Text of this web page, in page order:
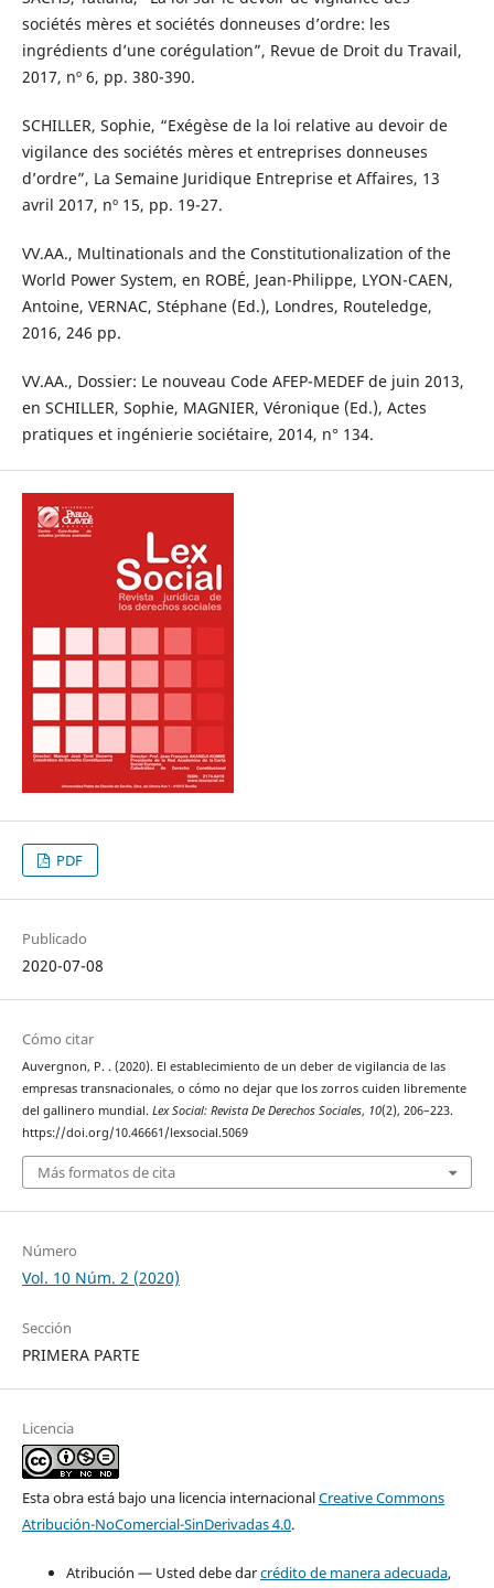
sociétés mères et sociétés donneuses d’ordre: les
ingrédients d’une corégulation”, Revue de Droit du Travail,
2017, nº 6, pp. 380-390.
SCHILLER, Sophie, “Exégèse de la loi relative au devoir de
vigilance des sociétés mères et entreprises donneuses
d’ordre”, La Semaine Juridique Entreprise et Affaires, 13
avril 2017, nº 15, pp. 19-27.
VV.AA., Multinationals and the Constitutionalization of the
World Power System, en ROBÉ, Jean-Philippe, LYON-CAEN,
Antoine, VERNAC, Stéphane (Ed.), Londres, Routeledge,
2016, 246 pp.
VV.AA., Dossier: Le nouveau Code AFEP-MEDEF de juin 2013,
en SCHILLER, Sophie, MAGNIER, Véronique (Ed.), Actes
pratiques et ingénierie sociétaire, 2014, n° 134.
PDF
Publicado
2020-07-08
Cómo citar
Auvergnon, P. . (2020). El establecimiento de un deber de vigilancia de las
empresas transnacionales, o cómo no dejar que los zorros cuiden libremente
del gallinero mundial. Lex Social: Revista De Derechos Sociales, 10(2), 206–223.
https://doi.org/10.46661/lexsocial.5069
Más formatos de cita
Número
Vol. 10 Núm. 2 (2020)
Sección
PRIMERA PARTE
Licencia
Esta obra está bajo una licencia internacionalCreative Commons
Atribución-NoComercial-SinDerivadas 4.0.
Atribución — Usted debe darcrédito de manera adecuada,